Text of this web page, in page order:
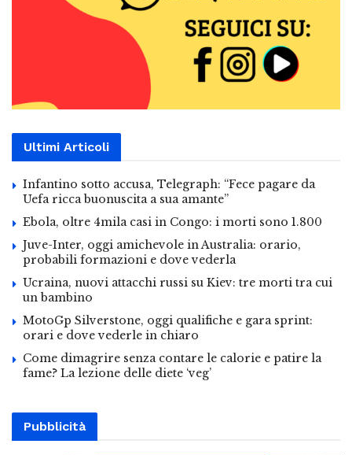
Ultimi Articoli
Infantino sotto accusa, Telegraph: “Fece pagare da
Uefa ricca buonuscita a sua amante”
Ebola, oltre 4mila casi in Congo: i morti sono 1.800
Juve-Inter, oggi amichevole in Australia: orario,
probabili formazioni e dove vederla
Ucraina, nuovi attacchi russi su Kiev: tre morti tra cui
un bambino
MotoGp Silverstone, oggi qualifiche e gara sprint:
orari e dove vederle in chiaro
Come dimagrire senza contare le calorie e patire la
fame? La lezione delle diete ‘veg’
Pubblicità